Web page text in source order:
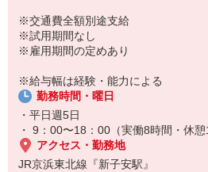
※交通費全額別途支給
※試用期間なし
※雇用期間の定めあり
※給与幅は経験・能力による
勤務時間・曜日
・平日週5日
・ 9：00〜18：00（実働8時間・休憩
アクセス・勤務地
JR京浜東北線『新子安駅』